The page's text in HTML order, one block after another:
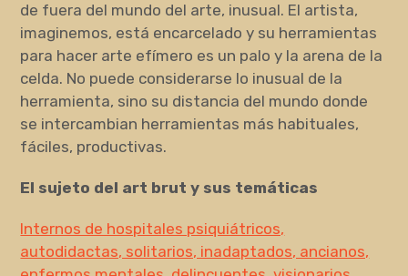
de fuera del mundo del arte, inusual. El artista,
imaginemos, está encarcelado y su herramientas
para hacer arte efímero es un palo y la arena de la
celda. No puede considerarse lo inusual de la
herramienta, sino su distancia del mundo donde
se intercambian herramientas más habituales,
fáciles, productivas.
El sujeto del art brut y sus temáticas
Internos de hospitales psiquiátricos,
autodidactas, solitarios, inadaptados, ancianos,